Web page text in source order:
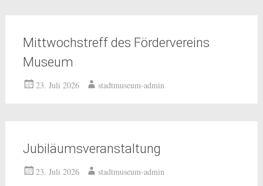
Mittwochstreff des Fördervereins
Museum
23. Juli 2026 stadtmuseum-admin
Jubiläumsveranstaltung
23. Juli 2026 stadtmuseum-admin